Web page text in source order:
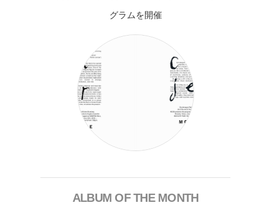
グラムを開催
ALBUM OF THE MONTH